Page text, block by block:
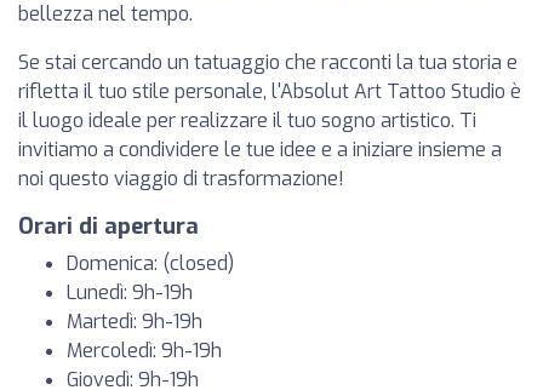
bellezza nel tempo.
Se stai cercando un tatuaggio che racconti la tua storia e
rifletta il tuo stile personale, l'Absolut Art Tattoo Studio è
il luogo ideale per realizzare il tuo sogno artistico. Ti
invitiamo a condividere le tue idee e a iniziare insieme a
noi questo viaggio di trasformazione!
Orari di apertura
Domenica: (closed)
Lunedì: 9h-19h
Martedì: 9h-19h
Mercoledì: 9h-19h
Giovedì: 9h-19h